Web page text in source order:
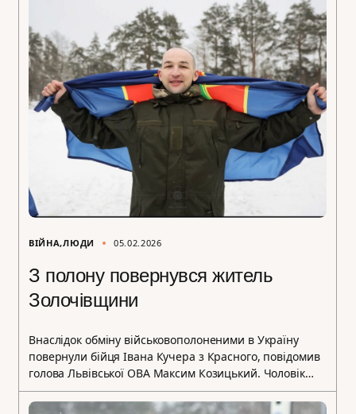
ВІЙНА ЛЮДИ 05.02.2026
З полону повернувся житель
Золочівщини
Внаслідок обміну військовополоненими в Україну
повернули бійця Івана Кучера з Красного, повідомив
голова Львівської ОВА Максим Козицький. Чоловік…